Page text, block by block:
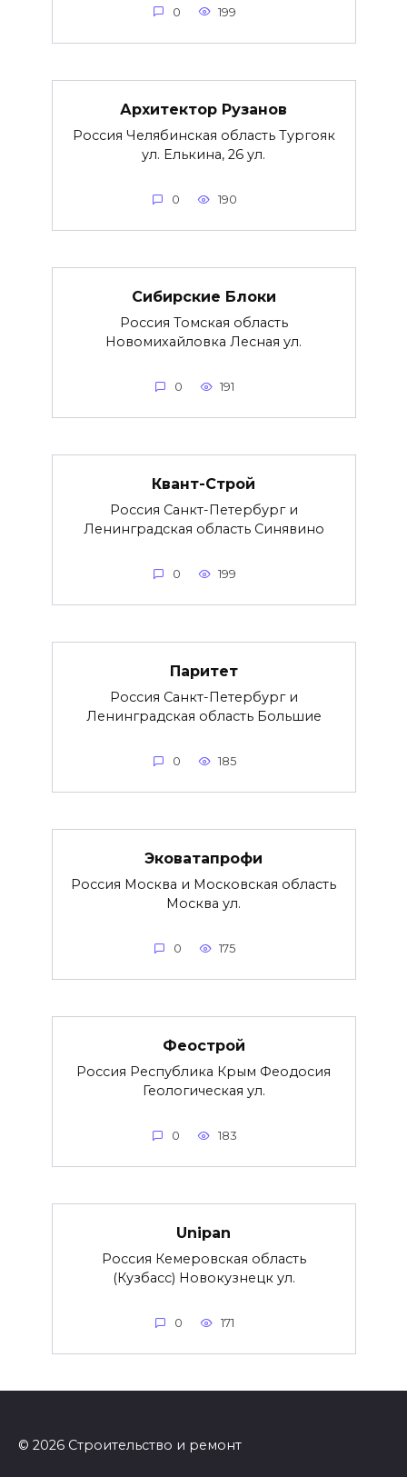
0 199
Архитектор Рузанов
Россия Челябинская область Тургояк
ул. Елькина, 26 ул.
0 190
Сибирские Блоки
Россия Томская область
Новомихайловка Лесная ул.
0 191
Квант-Строй
Россия Санкт-Петербург и
Ленинградская область Синявино
0 199
Паритет
Россия Санкт-Петербург и
Ленинградская область Большие
0 185
Эковатапрофи
Россия Москва и Московская область
Москва ул.
0 175
Феострой
Россия Республика Крым Феодосия
Геологическая ул.
0 183
Unipan
Россия Кемеровская область
(Кузбасс) Новокузнецк ул.
0 171
© 2026 Строительство и ремонт